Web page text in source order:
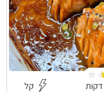
קל